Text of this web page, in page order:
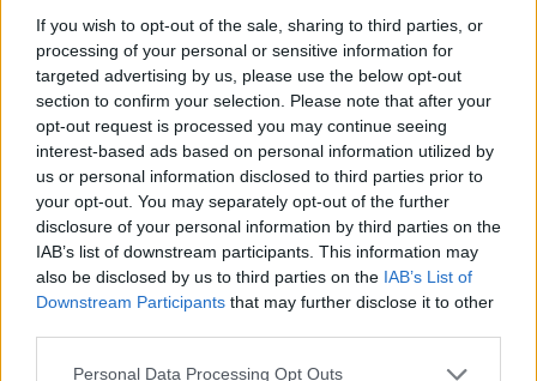
If you wish to opt-out of the sale, sharing to third parties, or
processing of your personal or sensitive information for
targeted advertising by us, please use the below opt-out
section to confirm your selection. Please note that after your
opt-out request is processed you may continue seeing
interest-based ads based on personal information utilized by
us or personal information disclosed to third parties prior to
your opt-out. You may separately opt-out of the further
disclosure of your personal information by third parties on the
IAB’s list of downstream participants. This information may
also be disclosed by us to third parties on the IAB’s List of
Downstream Participants that may further disclose it to other
Personal Data Processing Opt Outs
inriktning mot
personresor
Vill du ta nästa steg i karriären och samtidigt
bidra till ett säkrare samhälle? Har du rätt
kompetens och förmåga att utveckla
styrningen av resor i en tid då ett
föränderligt omvärldsläge ställer stora krav
på Försvarsmakten? Då kan detta vara en
roll för dig!